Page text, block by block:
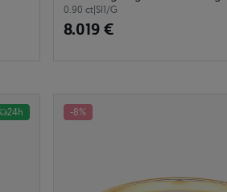
0.90 ct|SI1/G
8.019 €
24h -8%